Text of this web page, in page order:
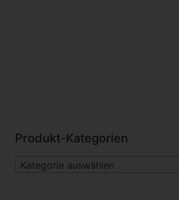
Produkt-Kategorien
Kategorie auswählen